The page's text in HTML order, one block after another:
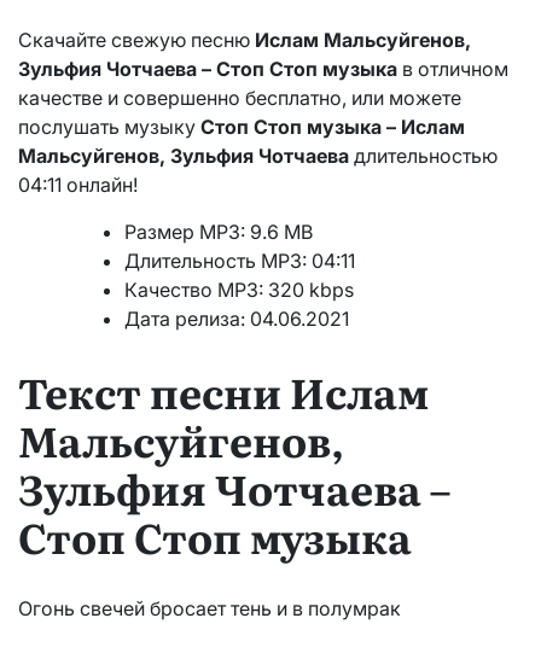
Скачайте свежую песню Ислам Мальсуйгенов,
Зульфия Чотчаева – Стоп Стоп музыка в отличном
качестве и совершенно бесплатно, или можете
послушать музыку Стоп Стоп музыка – Ислам
Мальсуйгенов, Зульфия Чотчаева длительностью
04:11 онлайн!
Размер MP3: 9.6 MB
Длительность MP3: 04:11
Качество MP3: 320 kbps
Дата релиза: 04.06.2021
Текст песни Ислам
Мальсуйгенов,
Зульфия Чотчаева –
Стоп Стоп музыка
Огонь свечей бросает тень и в полумрак